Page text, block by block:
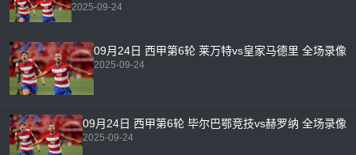
2025-09-24
09月24日 西甲第6轮 莱万特vs皇家马德里 全场录像
2025-09-24
09月24日 西甲第6轮 毕尔巴鄂竞技vs赫罗纳 全场录像
2025-09-24